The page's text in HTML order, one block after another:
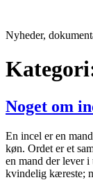
indhold
Nyheder,
Noget om
En incel er en
køn. Ordet er et
en mand der lever
kvindelig kæreste;